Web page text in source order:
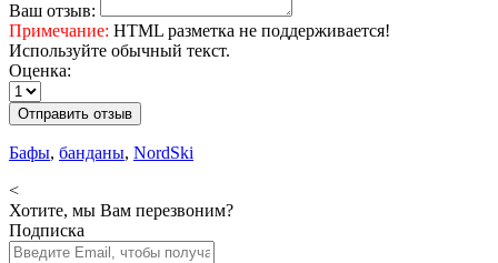
Ваш отзыв:
Примечание: HTML разметка не поддерживается!
Используйте обычный текст.
Оценка:
Отправить отзыв
Бафы, банданы, NordSki
<
Хотите, мы Вам перезвоним?
Подписка